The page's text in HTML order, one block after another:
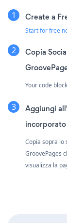
Create a
Start for free
Copia
Your code
Aggiungi
Copia sopra lo
GroovePages
visualizza la